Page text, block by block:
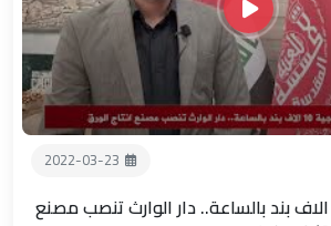
2022-03-23
طاقته الانتاجية 10 الاف بند بالساعة.. دار الوارث تنصب مصنع